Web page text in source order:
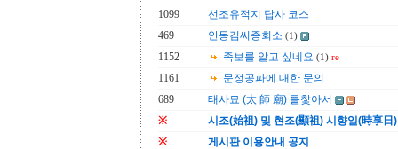
1099
선조유적지 답사 코스
469
안동김씨종회소 (1)
1152 족보를 알고 싶네요 (1) re
1161
문정공파에 대한 문의
689
태사묘 (太 師 廟) 를찿아서
※
시조(始祖) 및 현조(顯祖) 시향일(時享日)
※
게시판 이용안내 공지